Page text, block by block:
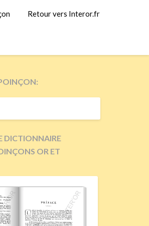
Retour vers Interor.fr
DICTIONNAIRE
OR ET